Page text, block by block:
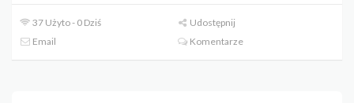
37 Użyto - 0 Dziś
Udostępnij
Email
Komentarze